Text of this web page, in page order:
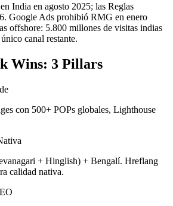
India en agosto 2025; las Reglas
Google Ads prohibió RMG en enero
offshore: 5.800 millones de visitas indias
canal restante.
Wins: 3 Pillars
con 500+ POPs globales, Lighthouse
+ Hinglish) + Bengalí. Hreflang
calidad nativa.